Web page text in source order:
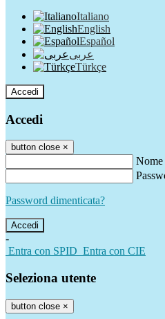
Italiano
English
Español
عربى
Türkçe
Accedi
Accedi
button close ×
Nome
Password dimenticata?
-
Entra con SPID Entra con CIE
Seleziona utente
button close ×